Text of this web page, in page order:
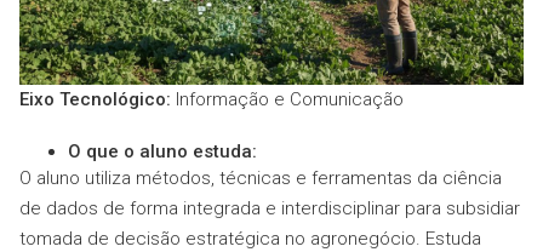
Eixo Tecnológico: Informação e Comunicação
O que o aluno estuda:
O aluno utiliza métodos, técnicas e ferramentas da ciência
de dados de forma integrada e interdisciplinar para subsidiar
tomada de decisão estratégica no agronegócio. Estuda